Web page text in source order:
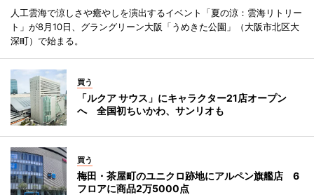
人工雲海で涼しさや癒やしを演出するイベント「夏の涼：雲海リトリー
ト」が8月10日、グラングリーン大阪「うめきた公園」（大阪市北区大
深町）で始まる。
買う
「ルクア サウス」にキャラクター21店オープン
へ 全国初ちいかわ、サンリオも
買う
梅田・茶屋町のユニクロ跡地にアルペン旗艦店 6
フロアに商品2万5000点